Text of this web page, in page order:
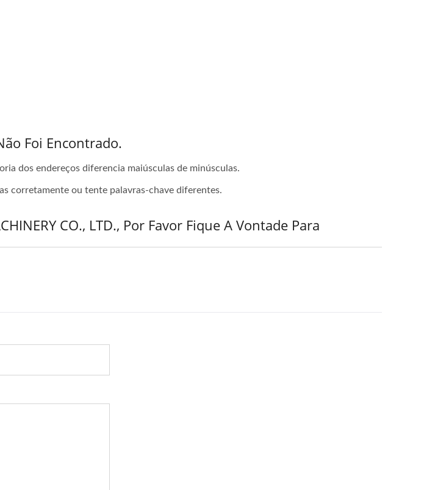
Foi Encontrado.
dos endereços diferencia maiúsculas de minúsculas.
corretamente ou tente palavras-chave diferentes.
CO., LTD., Por Favor Fique A Vontade Para